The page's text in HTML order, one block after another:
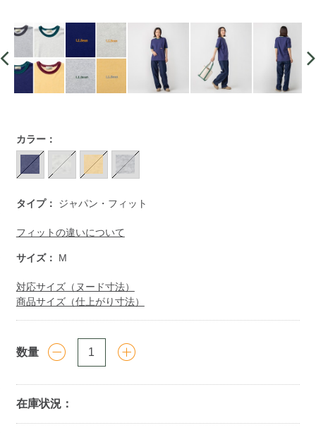
https://www.llbean.co.jp/womens/tops/tshirts-
short/g/BYX065432.html
カラー：
タイプ： ジャパン・フィット
フィットの違いについて
サイズ： M
対応サイズ（ヌード寸法）
商品サイズ（仕上がり寸法）
数量
在庫状況：